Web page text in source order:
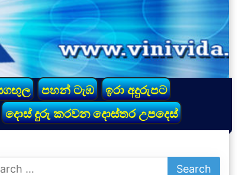
පහන් ටැඹ
ඉරා අදුරුපට
දොස් දුරු කරවන දොස්තර උපදෙස්